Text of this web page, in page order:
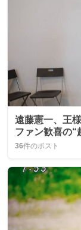
遠藤憲一、王
ファン歓喜の“
36件のポスト